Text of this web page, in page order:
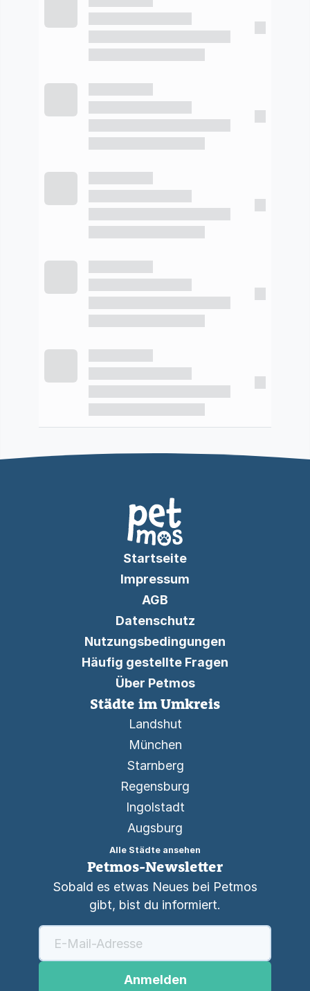
Startseite
Impressum
AGB
Datenschutz
Nutzungsbedingungen
Häufig gestellte Fragen
Über Petmos
Städte im Umkreis
Landshut
München
Starnberg
Regensburg
Ingolstadt
Augsburg
Alle Städte ansehen
Petmos-Newsletter
Sobald es etwas Neues bei Petmos
gibt, bist du informiert.
Anmelden